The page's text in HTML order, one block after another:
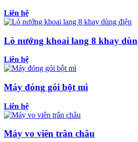
Liên hệ
Lò nướng khoai lang 8 khay
Liên hệ
Máy đóng gói bột mì
Liên hệ
Máy vo viên trân châu